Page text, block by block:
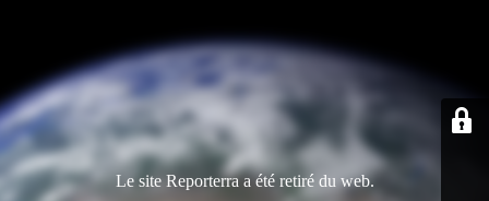
Le site Reporterra a été retiré du web.